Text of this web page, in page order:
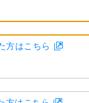
方はこちら